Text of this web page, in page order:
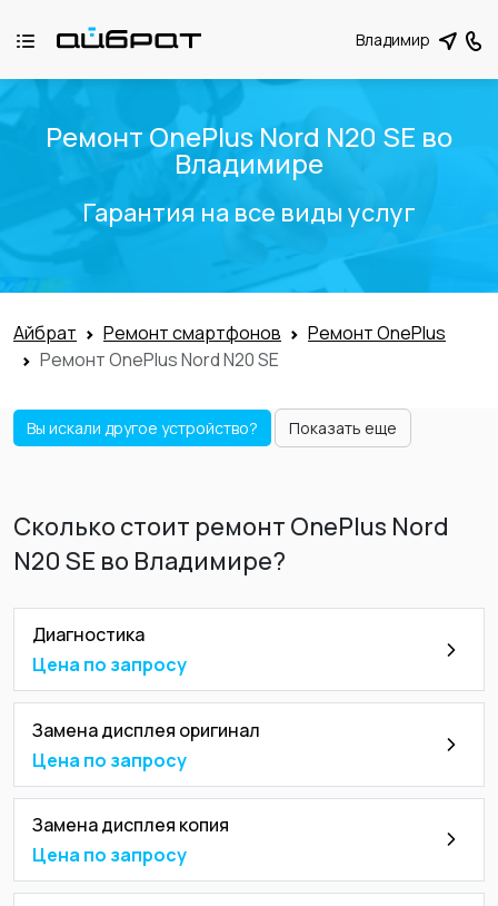
Владимир
Ремонт OnePlus Nord N20 SE во
Владимире
Гарантия на все виды услуг
Айбрат Ремонт смартфонов
Ремонт OnePlus
Ремонт OnePlus Nord N20 SE
Вы искали другое устройство? Показать еще
Сколько стоит ремонт OnePlus Nord
N20 SE во Владимире?
Диагностика
Цена по запросу
Замена дисплея оригинал
Цена по запросу
Замена дисплея копия
Цена по запросу